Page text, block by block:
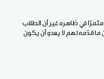
في ظاهره غير أن الطلاب
ما قدّمه لهم لا يعدو أن يكون